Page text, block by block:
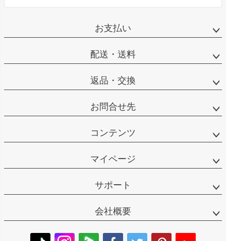
お支払い
配送・送料
返品・交換
お問合せ先
コンテンツ
マイページ
サポート
会社概要